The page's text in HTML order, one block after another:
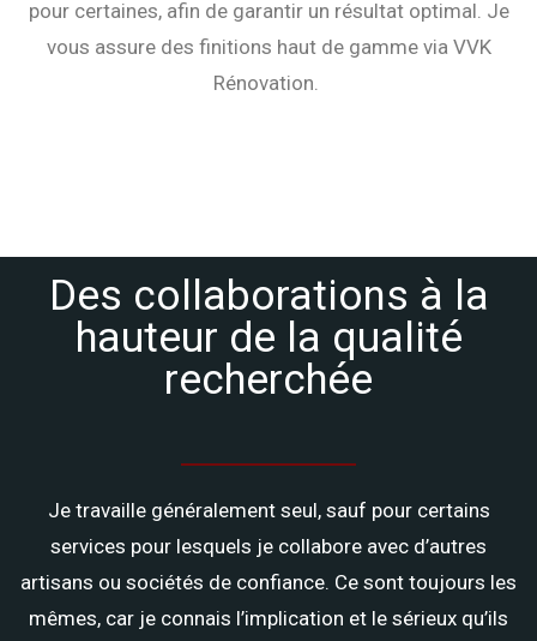
pour certaines, afin de garantir un résultat optimal. Je
vous assure des finitions haut de gamme via VVK
Rénovation.
Des collaborations à la
hauteur de la qualité
recherchée
Je travaille généralement seul, sauf pour certains
services pour lesquels je collabore avec d’autres
artisans ou sociétés de confiance. Ce sont toujours les
mêmes, car je connais l’implication et le sérieux qu’ils